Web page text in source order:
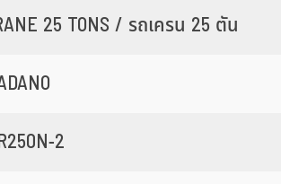
25 TONS / รถเครน 25 ตัน
2